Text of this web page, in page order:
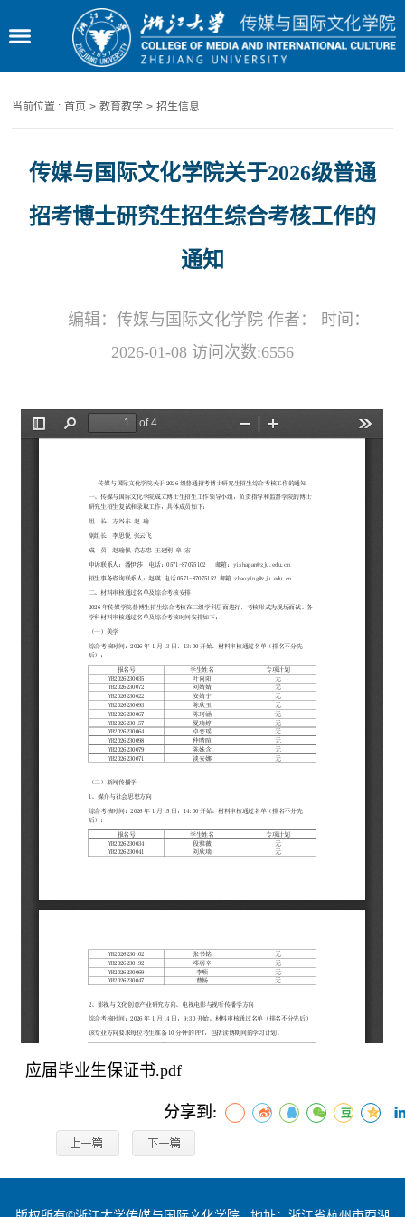
当前位置 : 首页 > 教育教学 > 招生信息
传媒与国际文化学院关于2026级普通
招考博士研究生招生综合考核工作的
通知
编辑：传媒与国际文化学院 作者： 时间：
2026-01-08 访问次数:6556
应届毕业生保证书.pdf
分享到: